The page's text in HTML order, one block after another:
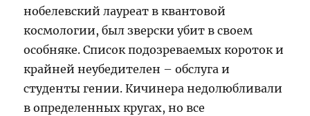
нобелевский лауреат в квантовой
космологии, был зверски убит в своем
особняке. Список подозреваемых короток и
крайней неубедителен – обслуга и
студенты гении. Кичинера недолюбливали
в определенных кругах, но все